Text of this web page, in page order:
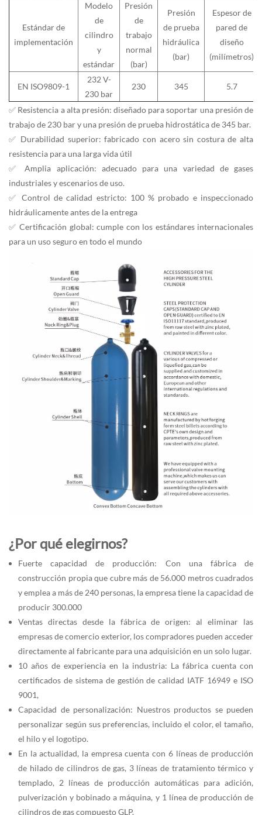
Estándar de
implementación
Modelo
de
cilindro
y
estándar
Presión
de
trabajo
normal
(bar)
Presión
de prueba
hidráulica
(bar)
Espesor de
pared de
diseño
(milímetros)
EN ISO9809-1
232 V-
230 bar
230 345 5.7
✅ Resistencia a alta presión: diseñado para soportar una presión de
trabajo de 230 bar y una presión de prueba hidrostática de 345 bar.
✅ Durabilidad superior: fabricado con acero sin costura de alta
resistencia para una larga vida útil
✅ Amplia aplicación: adecuado para una variedad de gases
industriales y escenarios de uso.
✅ Control de calidad estricto: 100 % probado e inspeccionado
hidráulicamente antes de la entrega
✅ Certificación global: cumple con los estándares internacionales
para un uso seguro en todo el mundo
¿Por qué elegirnos?
Fuerte capacidad de producción: Con una fábrica de
construcción propia que cubre más de 56.000 metros cuadrados
y emplea a más de 240 personas, la empresa tiene la capacidad de
producir 300.000
Ventas directas desde la fábrica de origen: al eliminar las
empresas de comercio exterior, los compradores pueden acceder
directamente al fabricante para una adquisición en un solo lugar.
10 años de experiencia en la industria: La fábrica cuenta con
certificados de sistema de gestión de calidad IATF 16949 e ISO
9001,
Capacidad de personalización: Nuestros productos se pueden
personalizar según sus preferencias, incluido el color, el tamaño,
el hilo y el logotipo.
En la actualidad, la empresa cuenta con 6 líneas de producción
de hilado de cilindros de gas, 3 líneas de tratamiento térmico y
templado, 2 líneas de producción automáticas para adición,
pulverización y bobinado a máquina, y 1 línea de producción de
cilindros de gas compuesto GLP.